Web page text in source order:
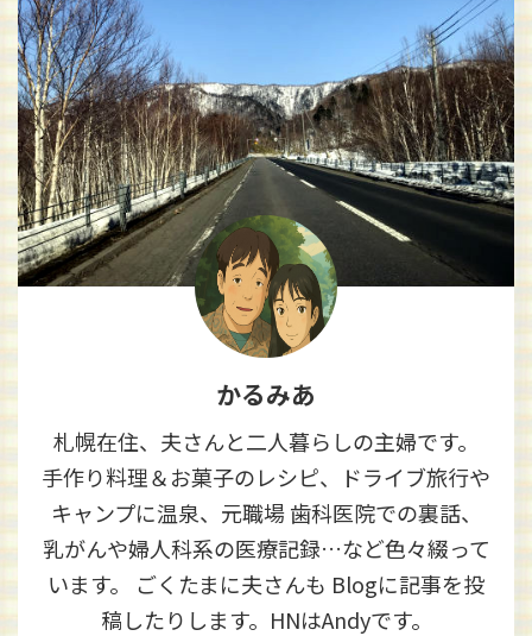
かるみあ
札幌在住、夫さんと二人暮らしの主婦です。
手作り料理＆お菓子のレシピ、ドライブ旅行や
キャンプに温泉、元職場 歯科医院での裏話、
乳がんや婦人科系の医療記録…など色々綴って
います。 ごくたまに夫さんも Blogに記事を投
稿したりします。HNはAndyです。